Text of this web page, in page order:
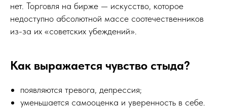
нет. Торговля на бирже — искусство, которое
недоступно абсолютной массе соотечественников
из-за их «советских убеждений».
Как выражается чувство стыда?
появляются тревога, депрессия;
уменьшается самооценка и уверенность в себе.